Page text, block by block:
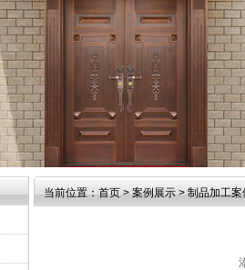
当前位置：首页>案例展示>制品加工案